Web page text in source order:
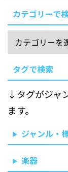
カテゴリーで
タグで検索
↓タグがジャ
ます。
ジャンル・
楽器